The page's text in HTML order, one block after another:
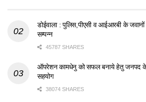
डोईवाला : पुलिस,पीएसी व आईआरबी के
सम्पन्न
45787 SHARES
ऑपरेशन कामधेनु को सफल बनाये हेतु जनपद के
सहयोग
38074 SHARES